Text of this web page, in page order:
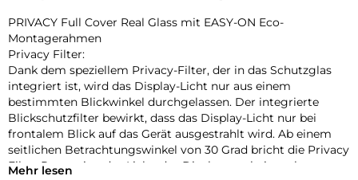
PRIVACY Full Cover Real Glass mit EASY-ON Eco-
Montagerahmen
Privacy Filter:
Dank dem speziellem Privacy-Filter, der in das Schutzglas
integriert ist, wird das Display-Licht nur aus einem
bestimmten Blickwinkel durchgelassen. Der integrierte
Blickschutzfilter bewirkt, dass das Display-Licht nur bei
frontalem Blick auf das Gerät ausgestrahlt wird. Ab einem
seitlichen Betrachtungswinkel von 30 Grad bricht die Privacy
Filter Protection das Licht, das Display erscheint schwarz.
Mehr lesen